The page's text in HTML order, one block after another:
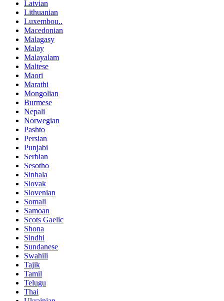
Latvian
Lithuanian
Luxembou..
Macedonian
Malagasy
Malay
Malayalam
Maltese
Maori
Marathi
Mongolian
Burmese
Nepali
Norwegian
Pashto
Persian
Punjabi
Serbian
Sesotho
Sinhala
Slovak
Slovenian
Somali
Samoan
Scots Gaelic
Shona
Sindhi
Sundanese
Swahili
Tajik
Tamil
Telugu
Thai